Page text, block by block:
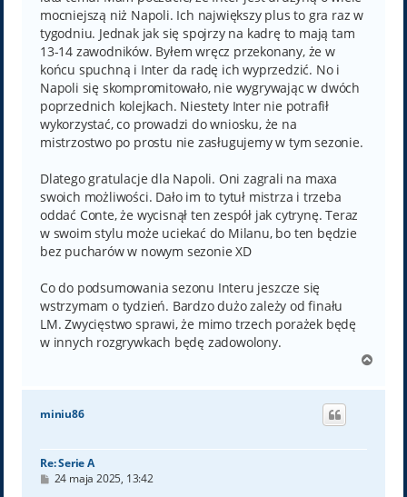
mocniejszą niż Napoli. Ich największy plus to gra raz w
tygodniu. Jednak jak się spojrzy na kadrę to mają tam
13-14 zawodników. Byłem wręcz przekonany, że w
końcu spuchną i Inter da radę ich wyprzedzić. No i
Napoli się skompromitowało, nie wygrywając w dwóch
poprzednich kolejkach. Niestety Inter nie potrafił
wykorzystać, co prowadzi do wniosku, że na
mistrzostwo po prostu nie zasługujemy w tym sezonie.
Dlatego gratulacje dla Napoli. Oni zagrali na maxa
swoich możliwości. Dało im to tytuł mistrza i trzeba
oddać Conte, że wycisnął ten zespół jak cytrynę. Teraz
w swoim stylu może uciekać do Milanu, bo ten będzie
bez pucharów w nowym sezonie XD
Co do podsumowania sezonu Interu jeszcze się
wstrzymam o tydzień. Bardzo dużo zależy od finału
LM. Zwycięstwo sprawi, że mimo trzech porażek będę
w innych rozgrywkach będę zadowolony.
g
miniu86
Re: Serie A
P24 maja 2025, 13:42